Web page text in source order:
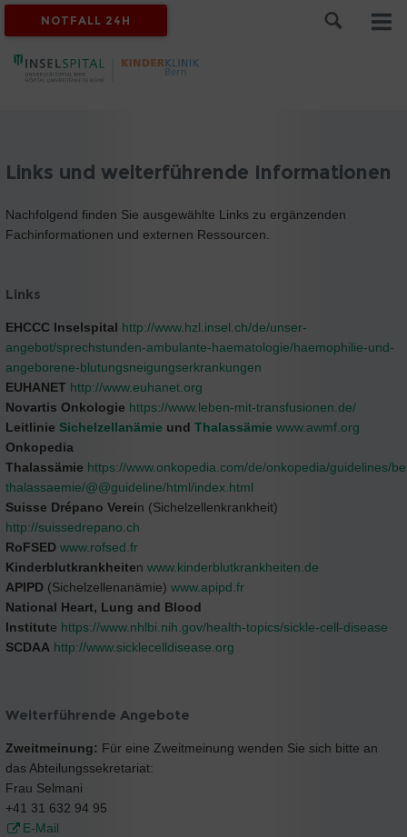
NOTFALL 24H
Links und weiterführende Informationen
Nachfolgend finden Sie ausgewählte Links zu ergänzenden
Fachinformationen und externen Ressourcen.
Links
EHCCC Inselspital http://www.hzl.insel.ch/de/unser-
angebot/sprechstunden-ambulante-haematologie/haemophilie-und-
angeborene-blutungsneigungserkrankungen
EUHANET http://www.euhanet.org
Novartis Onkologie https://www.leben-mit-transfusionen.de/
Leitlinie Sichelzellanämie und Thalassämie www.awmf.org
Onkopedia
Thalassämie https://www.onkopedia.com/de/onkopedia/guidelines/
thalassaemie/@@guideline/html/index.html
Suisse Drépano Verein (Sichelzellenkrankheit)
http://suissedrepano.ch
RoFSED www.rofsed.fr
Kinderblutkrankheiten www.kinderblutkrankheiten.de
APIPD (Sichelzellenanämie) www.apipd.fr
National Heart, Lung and Blood
Institute https://www.nhlbi.nih.gov/health-topics/sickle-cell-disease
SCDAA http://www.sicklecelldisease.org
Weiterführende Angebote
Zweitmeinung: Für eine Zweitmeinung wenden Sie sich bitte an
das Abteilungssekretariat:
Frau Selmani
+41 31 632 94 95
E-Mail